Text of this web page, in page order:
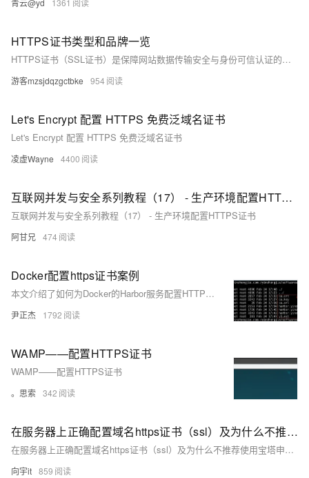
HTTPS证书类型和品牌一览
HTTPS证书（SSL证书）是保障网站数据传输安全与身份可信认证的重要工具，适用于电商、企业官网等各类平台。证书主要分为DV（域名验证）、OV（企业验证）、EV（扩展验证）三种安全级别，以及单域名、通配符、多域名等不同覆盖类型。品牌方面，既有高性价比的国产锐安信、CFCA，也有国际知名的Sectigo、Digicert。
游客mzsjdqzgctbke 954
Let's Encrypt 配置 HTTPS 免费泛域名证书
Let's Encrypt 配置 HTTPS 免费泛域名证书
凌虚Wayne 4400
互联网并发与安全系列教程（17） - 生产环境配置HTTPS证书
互联网并发与安全系列教程（17） - 生产环境配置HTTPS证书
阿甘兄 474
Docker配置https证书案例
本文介绍了如何为Docker的Harbor服务配置HTTPS证书，包括安装Docker和Harbor、修改配置文件以使用证书、生成自签名证书、配置证书以及验证配置的步骤。
尹正杰 1792
WAMP——配置HTTPS证书
WAMP——配置HTTPS证书
。思索 342
在服务器上正确配置域名https证书（ssl）及为什么不推荐使用宝塔申请免费ssl证书
在服务器上正确配置域名https证书（ssl）及为什么不推荐使用宝塔申请免费ssl证书
向宇it 859